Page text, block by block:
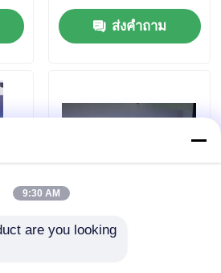
ส่งคำถาม
XYM Anti Pollution
9:30 AM
are you looking